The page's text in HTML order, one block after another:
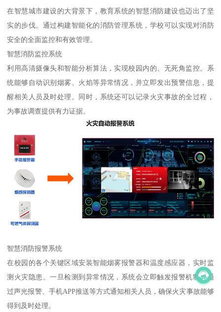
在智慧城市建设的大背景下，教育系统的智慧消防建设也迈出了坚
实的步伐。通过构建智能化的消防管理系统，学校可以实现对消防
安全的全面监控和有效管理。
智慧消防监控系统
利用高清摄像头和智能分析算法，实现校园内的、无死角监控。系
统能够自动识别烟雾、火焰等异常情况，并立即发出预警信息，提
醒相关人员及时处理。同时，系统还可以记录火灾事故的全过程，
为事故调查提供有力证据。
智慧消防报警系统
在校园的各个关键区域安装智能烟雾报警器和温度感应器，实时监
测火灾隐患。一旦检测到异常情况，系统会立即触发报警机制，通
过声光报警、手机APP推送等方式通知相关人员，确保火灾事故能够
得到及时处理。